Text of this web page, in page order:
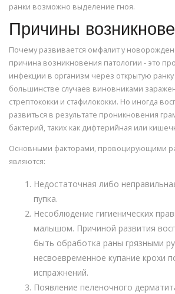
ранки возможно выделение гноя.
Причины
Почему развивается омфалит у
причина возникновения патологии - это
инфекции в организм через открытую ранку
большинстве случаев виновниками
стрептококки и стафилококки. Но иногда
развиться в результате проникновения
бактерий, таких как дифтерийная или
Основными факторами, провоцирующими
являются:
Недостаточная либо
пупка.
Несоблюдение гигиенических
малышом. Причиной развития
быть обработка раны грязными
несвоевременное купание крохи
испражнений.
Появление пеленочного